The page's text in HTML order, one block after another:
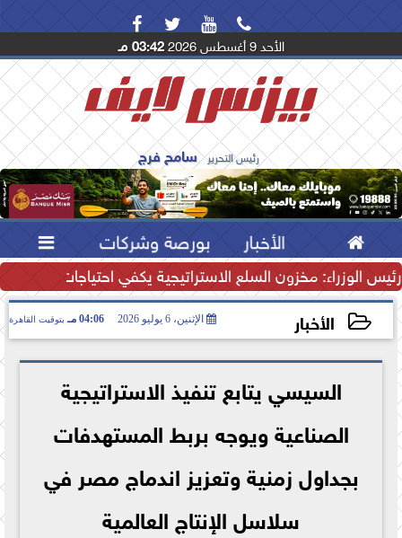
   
الأحد 9 أغسطس 2026 03:42 مـ
رئيس التحرير سامح فرج
 الأخبار بورصة وشركات 
رئيس الوزراء: مخزون السلع الاستراتيجية يكفي احتياجات
الأخبار الإثنين، 6 يوليو 2026 04:06 مـ بتوقيت القاهرة
2026-07-06 16:06:01
السيسي يتابع تنفيذ الاستراتيجية
الصناعية ويوجه بربط المستهدفات
بجداول زمنية وتعزيز اندماج مصر في
سلاسل الإنتاج العالمية